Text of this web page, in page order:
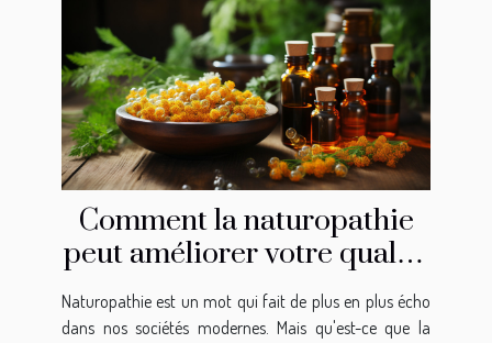
Comment la naturopathie
peut améliorer votre qualité
de vie à Pully
Naturopathie est un mot qui fait de plus en plus écho
dans nos sociétés modernes. Mais qu'est-ce que la